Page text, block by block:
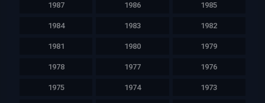
1987 1986 1985
1984 1983 1982
1981 1980 1979
1978 1977 1976
1975 1974 1973